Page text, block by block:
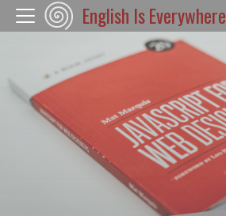
English Is Everywhere